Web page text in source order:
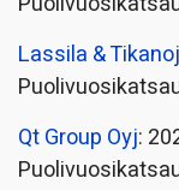
Lassila &
Qt Group Oyj: